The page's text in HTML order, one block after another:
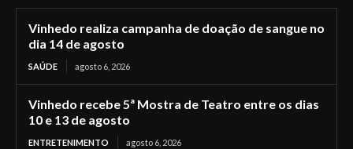
Vinhedo realiza campanha de doação de sangue no
dia 14 de agosto
SAÚDE agosto 6, 2026
Vinhedo recebe 5ª Mostra de Teatro entre os dias
10 e 13 de agosto
ENTRETENIMENTO agosto 6, 2026